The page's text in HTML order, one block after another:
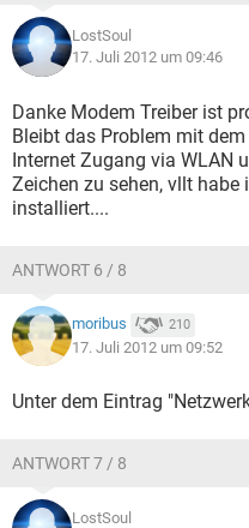
LostSoul
17. Juli 2012 um 09:46
Danke Modem Treiber ist
Bleibt das Problem mit dem
Internet Zugang via WLAN
Zeichen zu sehen, vllt habe
installiert....
ANTWORT 6 / 8
moribus 210
17. Juli 2012 um 09:52
Unter dem Eintrag
ANTWORT 7 / 8
LostSoul